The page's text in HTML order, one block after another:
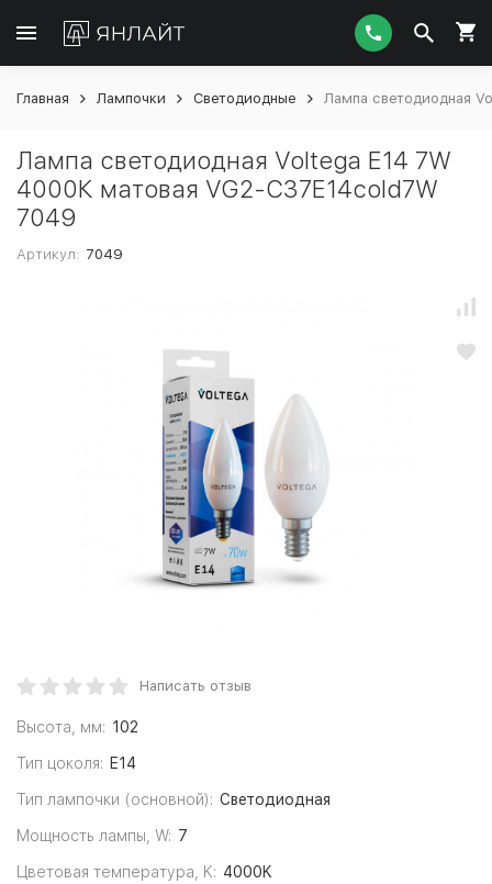
Главная Лампочки Светодиодные Лампа светодиодная
Лампа светодиодная Voltega E14 7W
4000К матовая VG2-C37E14cold7W
7049
Артикул: 7049
Написать отзыв
Высота, мм: 102
Тип цоколя: E14
Тип лампочки (основной): Светодиодная
Мощность лампы, W: 7
Цветовая температура, K: 4000K